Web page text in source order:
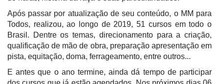
Após passar por atualização de seu conteúdo, o MM para
Todos, realizou, ao longo de 2019, 51 cursos em todo o
Brasil. Dentre os temas, direcionamento para a criação,
qualificação de mão de obra, preparação apresentação em
pista, equitação, doma, ferrageamento, entre outros...
E antes que o ano termine, ainda dá tempo de participar